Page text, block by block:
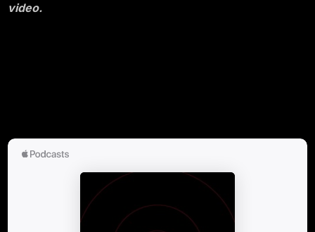
video.